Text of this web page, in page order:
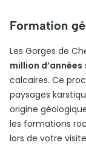
Formation
Les Gorges de
million d’années
calcaires. Ce
paysages
origine
les formations
lors de votre